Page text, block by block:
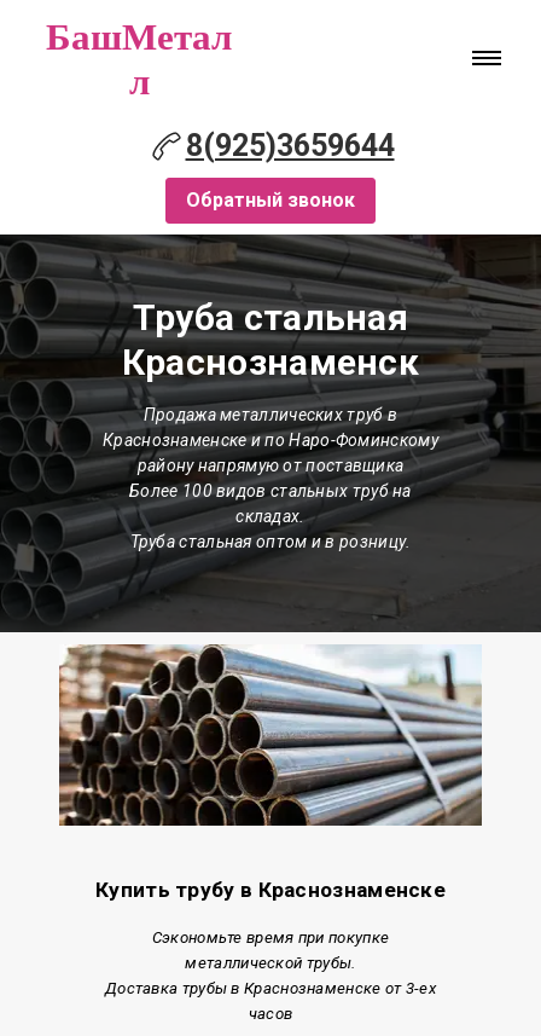
БашМетал
л
8(925)3659644
Обратный звонок
Труба стальная
Краснознаменск
Продажа металлических труб в
Краснознаменске и по Наро-Фоминскому
району напрямую от поставщика
Более 100 видов стальных труб на
складах.
Труба стальная оптом и в розницу.
Купить трубу в Краснознаменске
Сэкономьте время при покупке
металлической трубы.
Доставка трубы в Краснознаменске от 3-ех
часов